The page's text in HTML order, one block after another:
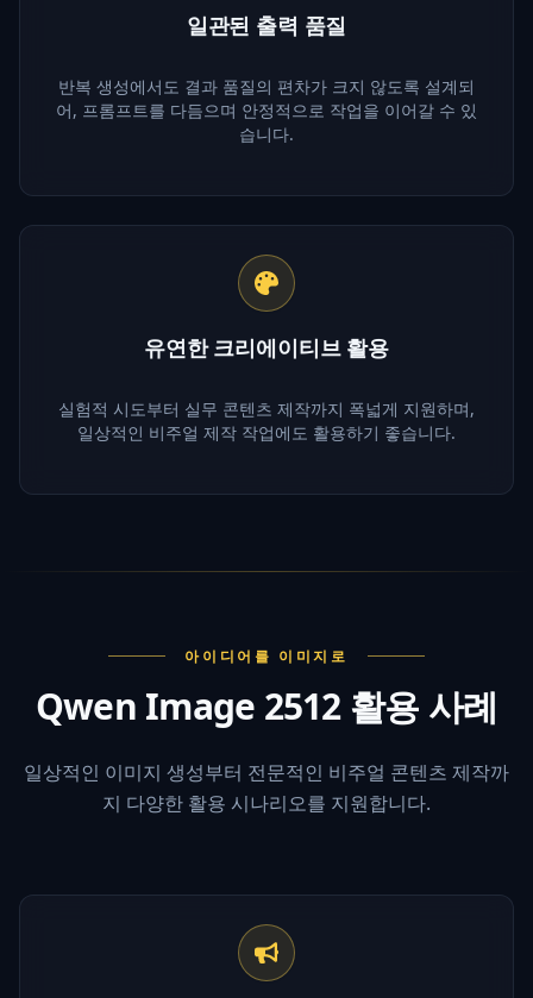
일관된 출력 품질
반복 생성에서도 결과 품질의 편차가 크지 않도록 설계되
어, 프롬프트를 다듬으며 안정적으로 작업을 이어갈 수 있
습니다.
유연한 크리에이티브 활용
실험적 시도부터 실무 콘텐츠 제작까지 폭넓게 지원하며,
일상적인 비주얼 제작 작업에도 활용하기 좋습니다.
아이디어를 이미지로
Qwen Image 2512 활용 사례
일상적인 이미지 생성부터 전문적인 비주얼 콘텐츠 제작까
지 다양한 활용 시나리오를 지원합니다.